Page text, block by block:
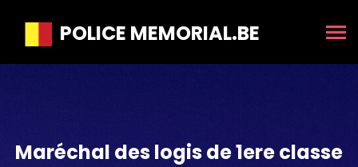
POLICE MEMORIAL.BE
Maréchal des logis de 1ere classe